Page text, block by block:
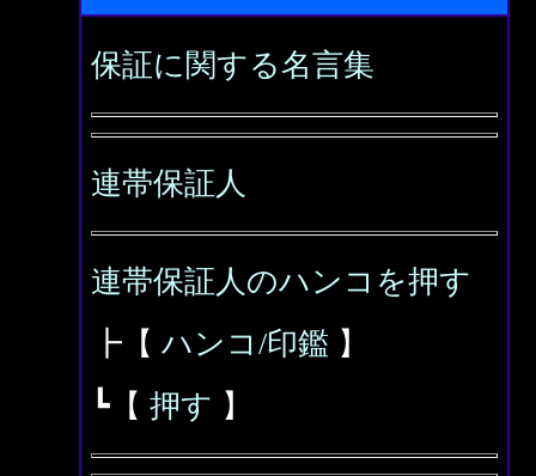
保証に関する名言集
連帯保証人
連帯保証人のハンコを押す
┣【 ハンコ/印鑑 】
┗【 押す 】